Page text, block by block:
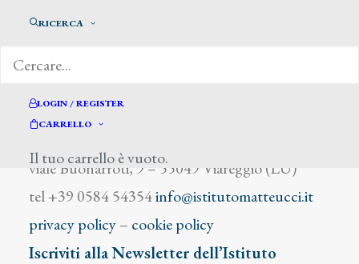
RICERCA
LOGIN / REGISTER
CARRELLO
Il tuo carrello è vuoto.
viale Buonarroti, 9 – 55049 Viareggio (LU)
tel +39 0584 54354info@istitutomatteucci.it
privacy policy– cookie policy
Iscriviti alla Newsletter dell’Istituto